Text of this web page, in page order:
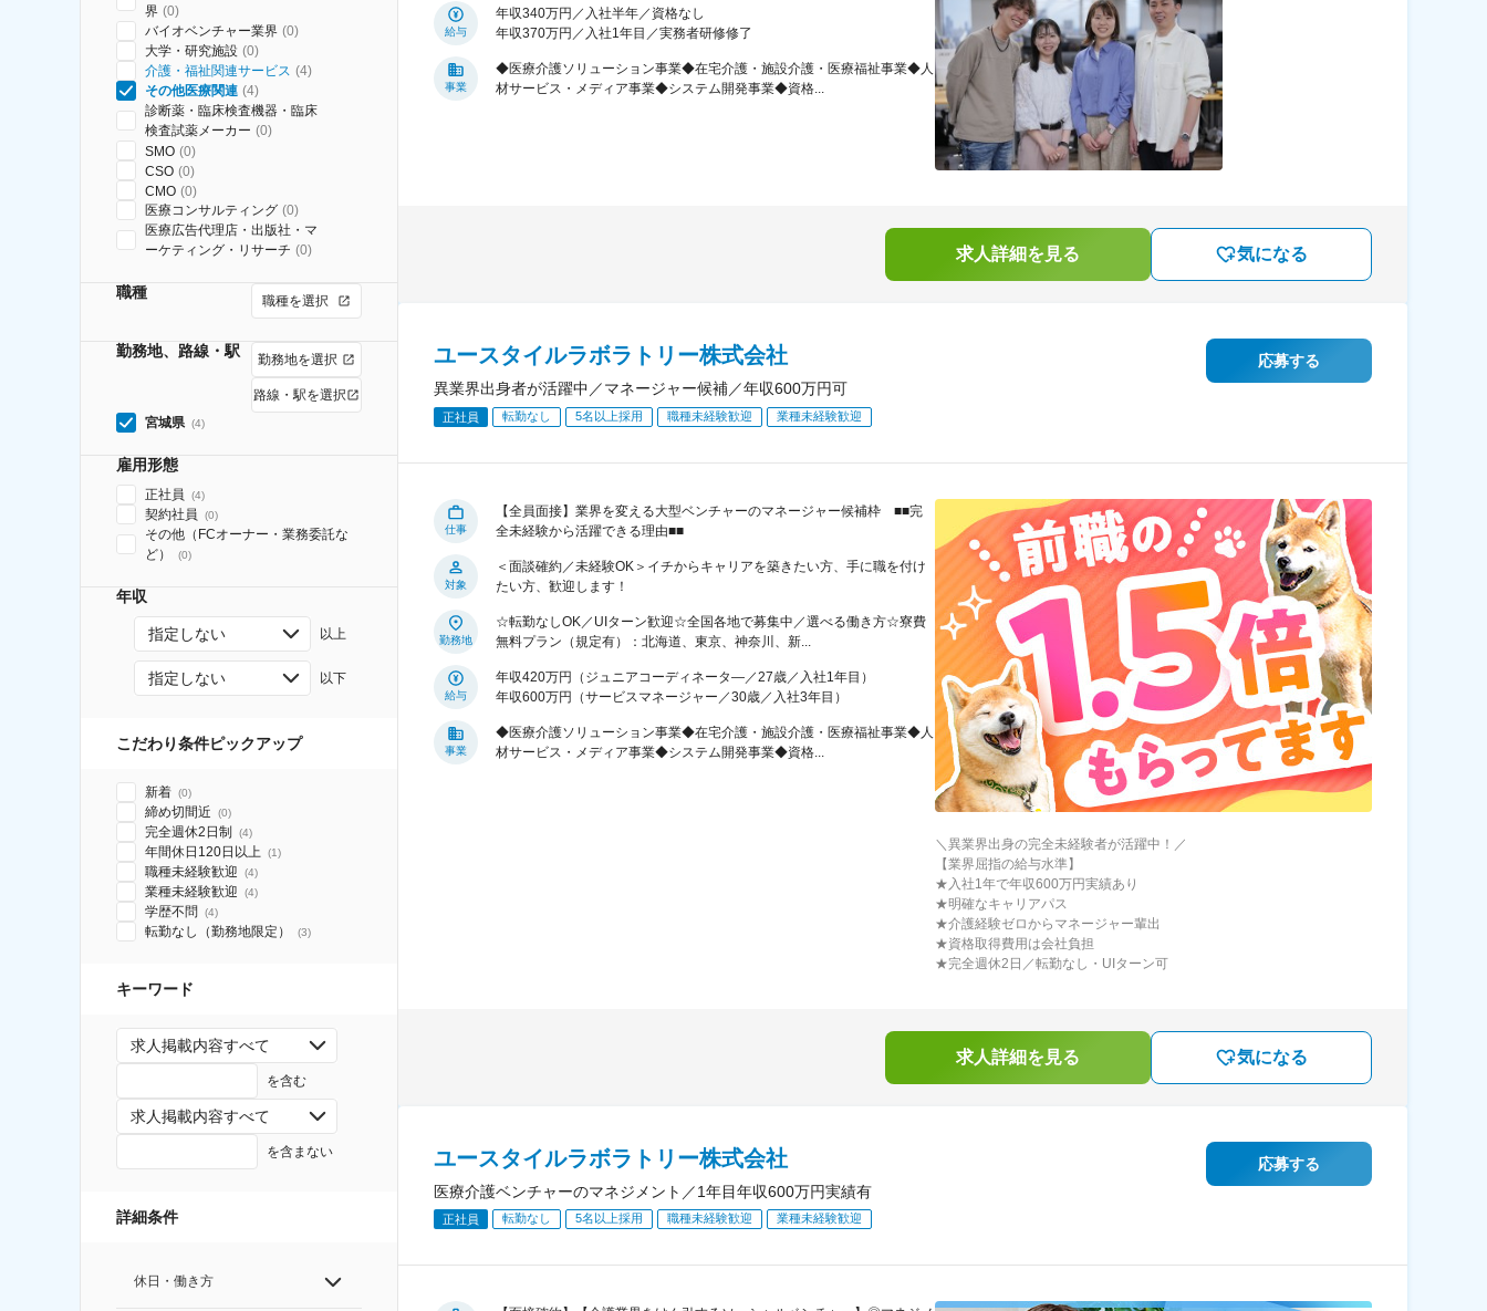
界 (0)
バイオベンチャー業界 (0)
大学・研究施設 (0)
介護・福祉関連サービス (4)
その他医療関連 (4)
診断薬・臨床検査機器・臨床
検査試薬メーカー (0)
SMO (0)
CSO (0)
CMO (0)
医療コンサルティング (0)
医療広告代理店・出版社・マ
ーケティング・リサーチ (0)
職種 職種を選択
勤務地、路線・駅 勤務地を選択
路線・駅を選択
宮城県 (4)
雇用形態
正社員 (4)
契約社員 (0)
その他（FCオーナー・業務委託な
ど）
(0)
年収
指定しない 以上
指定しない 以下
こだわり条件ピックアップ
新着 (0)
締め切間近 (0)
完全週休2日制 (4)
年間休日120日以上 (1)
職種未経験歓迎 (4)
業種未経験歓迎 (4)
学歴不問 (4)
転勤なし（勤務地限定） (3)
キーワード
求人掲載内容すべて
を含む
求人掲載内容すべて
を含まない
詳細条件
休日・働き方
給与
年収340万円／入社半年／資格なし
年収370万円／入社1年目／実務者研修修了
事業
◆医療介護ソリューション事業◆在宅介護・施設介護・医療福祉事業◆人
材サービス・メディア事業◆システム開発事業◆資格...
求人詳細を見る 気になる
ユースタイルラボラトリー株式会社
異業界出身者が活躍中／マネージャー候補／年収600万円可
正社員 転勤なし 5名以上採用 職種未経験歓迎 業種未経験歓迎
応募する
仕事
【全員面接】業界を変える大型ベンチャーのマネージャー候補枠 ■■完
全未経験から活躍できる理由■■
対象
＜面談確約／未経験OK＞イチからキャリアを築きたい方、手に職を付け
たい方、歓迎します！
勤務地
☆転勤なしOK／UIターン歓迎☆全国各地で募集中／選べる働き方☆寮費
無料プラン（規定有）：北海道、東京、神奈川、新...
給与
年収420万円（ジュニアコーディネータ―／27歳／入社1年目）
年収600万円（サービスマネージャー／30歳／入社3年目）
事業
◆医療介護ソリューション事業◆在宅介護・施設介護・医療福祉事業◆人
材サービス・メディア事業◆システム開発事業◆資格...
＼異業界出身の完全未経験者が活躍中！／
【業界屈指の給与水準】
★入社1年で年収600万円実績あり
★明確なキャリアパス
★介護経験ゼロからマネージャー輩出
★資格取得費用は会社負担
★完全週休2日／転勤なし・UIターン可
求人詳細を見る 気になる
ユースタイルラボラトリー株式会社
医療介護ベンチャーのマネジメント／1年目年収600万円実績有
正社員 転勤なし 5名以上採用 職種未経験歓迎 業種未経験歓迎
応募する